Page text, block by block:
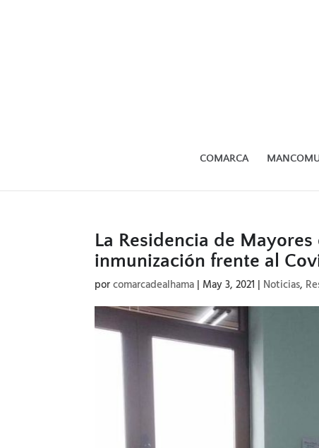
COMARCA
La Residencia de
inmunización frente al
porcomarcadealhama | May 3, 2021 | Noticias,